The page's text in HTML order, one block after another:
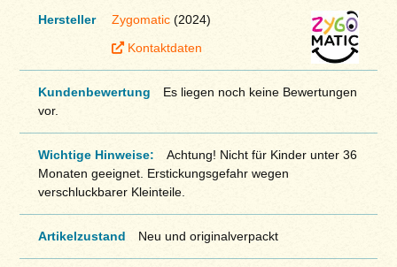
Hersteller Zygomatic(2024)
Kontaktdaten
Kundenbewertung
Es liegen noch keine Bewertungen
vor.
Wichtige Hinweise:
Achtung! Nicht für Kinder unter 36
Monaten geeignet. Erstickungsgefahr wegen
verschluckbarer Kleinteile.
Artikelzustand Neu und originalverpackt